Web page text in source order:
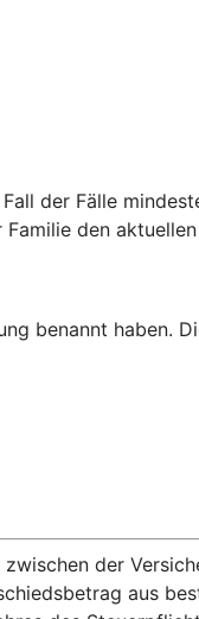
der Fälle
den
benannt haben.
der
aus